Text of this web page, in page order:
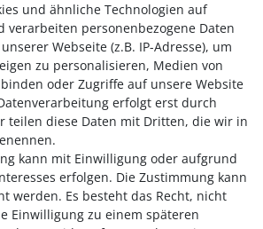
sind ausschließlich für die Nutzung im
Sie enthalten eine LED-Leuchte und
in nur 15 Minuten über das
komplett aufgeladen werden.
Leuchten bis zu 5 Stunden lang.
und ähnliche Technologien auf
verarbeiten personenbezogene Daten
Webseite (z.B. IP-Adresse), um
zu personalisieren, Medien von
oder Zugriffe auf unsere Website
erfolgt erst durch
teilen diese Daten mit Dritten, die wir in
kann mit Einwilligung oder aufgrund
erfolgen. Die Zustimmung kann
werden. Es besteht das Recht, nicht
Einwilligung zu einem späteren